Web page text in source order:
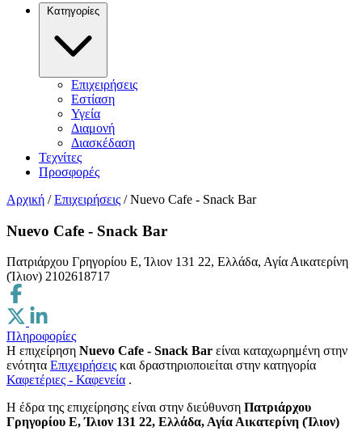
Κατηγορίες
Επιχειρήσεις
Εστίαση
Υγεία
Διαμονή
Διασκέδαση
Τεχνίτες
Προσφορές
Αρχική / Επιχειρήσεις / Nuevo Cafe - Snack Bar
Nuevo Cafe - Snack Bar
Πατριάρχου Γρηγορίου Ε, Ίλιον 131 22, Ελλάδα, Αγία Αικατερίνη
(Ίλιον) 2102618717
Πληροφορίες
Η επιχείρηση Nuevo Cafe - Snack Bar είναι καταχωρημένη στην
ενότητα Επιχειρήσεις και δραστηριοποιείται στην κατηγορία
Καφετέριες - Καφενεία .
H έδρα της επιχείρησης είναι στην διεύθυνση Πατριάρχου
Γρηγορίου Ε, Ίλιον 131 22, Ελλάδα, Αγία Αικατερίνη (Ίλιον)